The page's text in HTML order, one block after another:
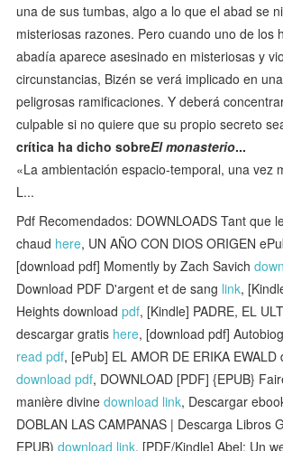
una de sus tumbas, algo a lo que el abad se
misteriosas razones. Pero cuando uno de los
abadía aparece asesinado en misteriosas y
circunstancias, Bizén se verá implicado en
peligrosas ramificaciones. Y deberá
culpable si no quiere que su propio secreto
crítica ha dicho sobreEl monasterio...
«La ambientación espacio-temporal, una vez
L...
Pdf Recomendados: DOWNLOADS Tant que
chaud here, UN AÑO CON DIOS ORIGEN
[download pdf] Momently by Zach Savich
Download PDF D'argent et de sang link,
Heights downloadpdf, [Kindle] PADRE, EL
descargar gratis here, [download pdf]
read pdf, [ePub] EL AMOR DE ERIKA
download pdf, DOWNLOAD [PDF] {EPUB}
manière divinedownload link, Descargar
DOBLAN LAS CAMPANAS | Descarga Libros
EPUB)download link, [PDF/Kindle] Abel: Un